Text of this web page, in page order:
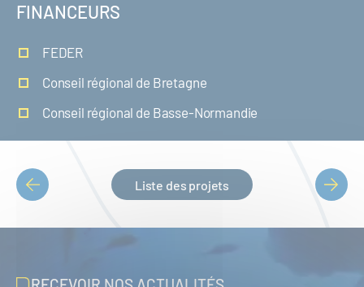
FINANCEURS
FEDER
Conseil régional de Bretagne
Conseil régional de Basse-Normandie
PAGINATION
Liste des projets